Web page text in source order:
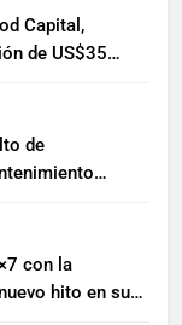
Capital,
de US$35
de
con la
hito en su